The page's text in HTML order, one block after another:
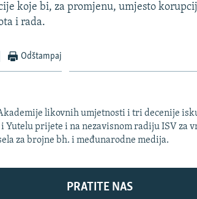
koje bi, za promjenu, umjesto
i rada.
Odštampaj
likovnih umjetnosti i tri decenije
Yutelu prijete i na nezavisnom radiju ISV za
za brojne bh. i međunarodne medija.
PRATITE NAS